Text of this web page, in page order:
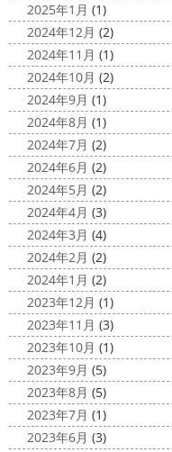
みなさんこんにちは(^O^)
が、みなさんはいかが
サンシャイン水族館に
館内はとても賑わって
...
今日は高圧洗浄が何故
ます
塗装工事をお
ひ読んでみてくださいね
きた塗膜は、毎日屋外
らされて ...
が来てました！！ でも
海に
塗装
最近
ね
弊社ライダーの脇
行きたいーーーーー!!!
していきますね
ット
朝活
小倉
さん
けどお天気良くて気持
小倉氏ライド
で、すぐ立ててました
外壁
2025年1月 (1)
2024年12月 (2)
2024年11月 (1)
2024年10月 (2)
2024年9月 (1)
2024年8月 (1)
2024年7月 (2)
2024年6月 (2)
2024年5月 (2)
2024年4月 (3)
2024年3月 (4)
2024年2月 (2)
2024年1月 (2)
2023年12月 (1)
2023年11月 (3)
2023年10月 (1)
2023年9月 (5)
2023年8月 (5)
2023年7月 (1)
2023年6月 (3)